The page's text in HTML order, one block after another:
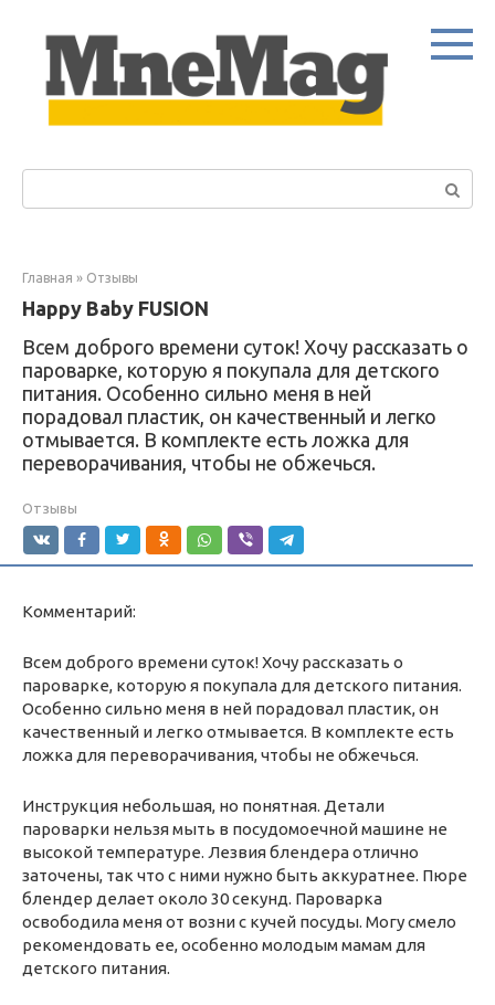
контенту
Главная » Отзывы
Happy Baby FUSION
Всем доброго времени суток! Хочу рассказать о
пароварке, которую я покупала для детского
питания. Особенно сильно меня в ней
порадовал пластик, он качественный и легко
отмывается. В комплекте есть ложка для
переворачивания, чтобы не обжечься.
Отзывы
Комментарий:
Всем доброго времени суток! Хочу рассказать о
пароварке, которую я покупала для детского питания.
Особенно сильно меня в ней порадовал пластик, он
качественный и легко отмывается. В комплекте есть
ложка для переворачивания, чтобы не обжечься.
Инструкция небольшая, но понятная. Детали
пароварки нельзя мыть в посудомоечной машине не
высокой температуре. Лезвия блендера отлично
заточены, так что с ними нужно быть аккуратнее. Пюре
блендер делает около 30 секунд. Пароварка
освободила меня от возни с кучей посуды. Могу смело
рекомендовать ее, особенно молодым мамам для
детского питания.